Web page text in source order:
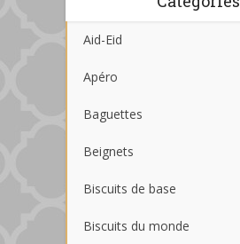
Aid-Eid
Apéro
Baguettes
Beignets
Biscuits de base
Biscuits du monde